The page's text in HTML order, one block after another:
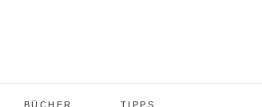
BÜCHER TIPPS